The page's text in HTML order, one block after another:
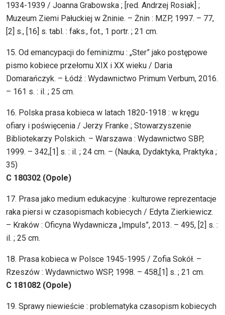
1934-1939 / Joanna Grabowska ; [red. Andrzej Rosiak] ;
Muzeum Ziemi Pałuckiej w Żninie. – Żnin : MZP, 1997. – 77,
[2] s., [16] s. tabl. : faks., fot., 1 portr. ; 21 cm.
15. Od emancypacji do feminizmu : „Ster” jako postępowe
pismo kobiece przełomu XIX i XX wieku / Daria
Domarańczyk. – Łódź : Wydawnictwo Primum Verbum, 2016.
– 161 s. : il. ; 25 cm.
16. Polska prasa kobieca w latach 1820-1918 : w kręgu
ofiary i poświęcenia / Jerzy Franke ; Stowarzyszenie
Bibliotekarzy Polskich. – Warszawa : Wydawnictwo SBP,
1999. – 342,[1] s. : il. ; 24 cm. – (Nauka, Dydaktyka, Praktyka ;
35)
C 180302 (Opole)
17. Prasa jako medium edukacyjne : kulturowe reprezentacje
raka piersi w czasopismach kobiecych / Edyta Zierkiewicz.
– Kraków : Oficyna Wydawnicza „Impuls”, 2013. – 495, [2] s. :
il. ; 25 cm.
18. Prasa kobieca w Polsce 1945-1995 / Zofia Sokół. –
Rzeszów : Wydawnictwo WSP, 1998. – 458,[1] s. ; 21 cm.
C 181082 (Opole)
19. Sprawy niewieście : problematyka czasopism kobiecych